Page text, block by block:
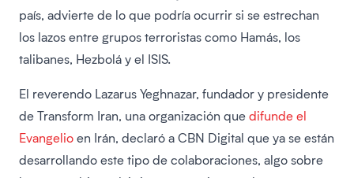
país, advierte de lo que podría ocurrir si se estrechan
los lazos entre grupos terroristas como Hamás, los
talibanes, Hezbolá y el ISIS.
El reverendo Lazarus Yeghnazar, fundador y presidente
de Transform Iran, una organización quedifunde el
Evangelioen Irán, declaró a CBN Digital que ya se están
desarrollando este tipo de colaboraciones, algo sobre